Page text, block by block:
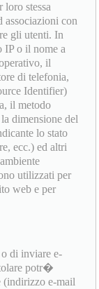
loro stessa
associazioni con
gli utenti. In
o il nome a
il
di telefonia,
Identifier)
il metodo
dimensione del
lo stato
ecc.) ed altri
utilizzati per
web e per
di inviare e-
potr�
e-mail